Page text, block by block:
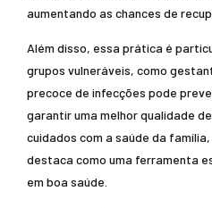
aumentando as chances de
Além disso, essa prática é
grupos vulneráveis, como
precoce de infecções pode
garantir uma melhor qualidade
cuidados com a saúde da
destaca como uma ferramenta
em boa saúde.